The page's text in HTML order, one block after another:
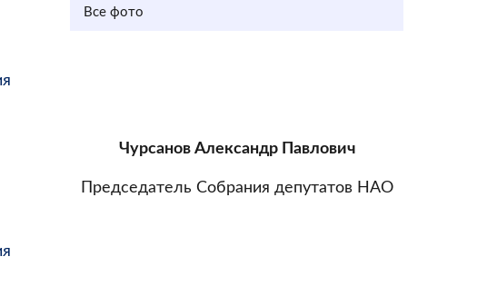
Все фото
Чурсанов Александр Павлович
Председатель Собрания депутатов НАО